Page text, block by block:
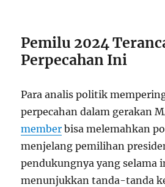
Pemilu 2024
Perpecahan Ini
Para analis politik
perpecahan dalam gerakan
member bisa melemahkan
menjelang pemilihan
pendukungnya yang selama
menunjukkan tanda-tanda